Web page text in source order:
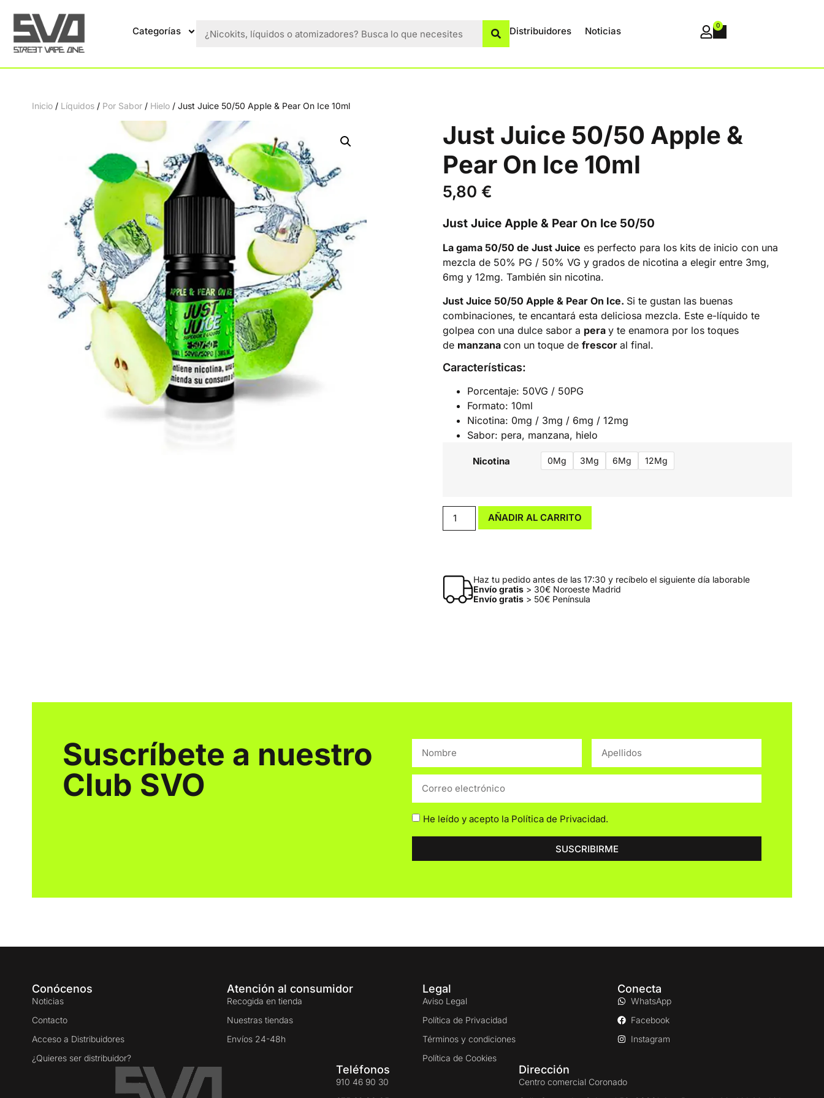
Categorías Distribuidores Noticias 0
Inicio / Líquidos / Por Sabor / Hielo / Just Juice 50/50 Apple & Pear On Ice 10ml
Just Juice 50/50 Apple &
Pear On Ice 10ml
5,80 €
Just Juice Apple & Pear On Ice 50/50
La gama 50/50 de Just Juice es perfecto para los kits de inicio con una
mezcla de 50% PG / 50% VG y grados de nicotina a elegir entre 3mg,
6mg y 12mg. También sin nicotina.
Just Juice 50/50 Apple & Pear On Ice. Si te gustan las buenas
combinaciones, te encantará esta deliciosa mezcla. Este e-líquido te
golpea con una dulce sabor a pera y te enamora por los toques
de manzana con un toque de frescor al final.
Características:
Porcentaje: 50VG / 50PG
Formato: 10ml
Nicotina: 0mg / 3mg / 6mg / 12mg
Sabor: pera, manzana, hielo
Nicotina 0Mg 3Mg 6Mg 12Mg
AÑADIR AL CARRITO
Haz tu pedido antes de las 17:30 y recíbelo el siguiente día laborable
Envío gratis> 30€ Noroeste Madrid
Envío gratis> 50€ Península
Suscríbete a nuestro
Club SVO
He leído y acepto la Política de Privacidad.
SUSCRIBIRME
Conócenos
Noticias
Contacto
Acceso a Distribuidores
¿Quieres ser distribuidor?
Atención al consumidor
Recogida en tienda
Nuestras tiendas
Envíos 24-48h
Legal
Aviso Legal
Política de Privacidad
Términos y condiciones
Política de Cookies
Conecta
WhatsApp
Facebook
Instagram
Teléfonos
910 46 90 30
Dirección
Centro comercial Coronado